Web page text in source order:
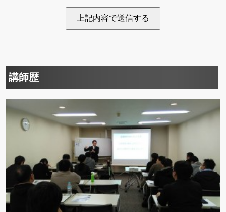
講師歴